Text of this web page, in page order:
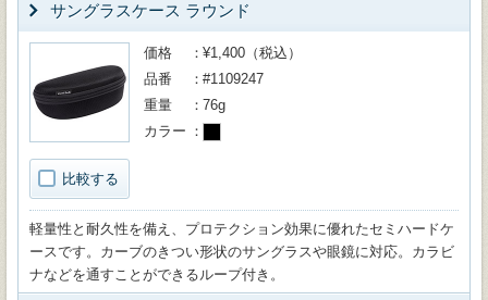
サングラスケース ラウンド
比較する
価格
¥1,400（税込）
品番
#1109247
重量
76g
カラー
軽量性と耐久性を備え、プロテクション効果に優れたセミハードケ
ースです。カーブのきつい形状のサングラスや眼鏡に対応。カラビ
ナなどを通すことができるループ付き。